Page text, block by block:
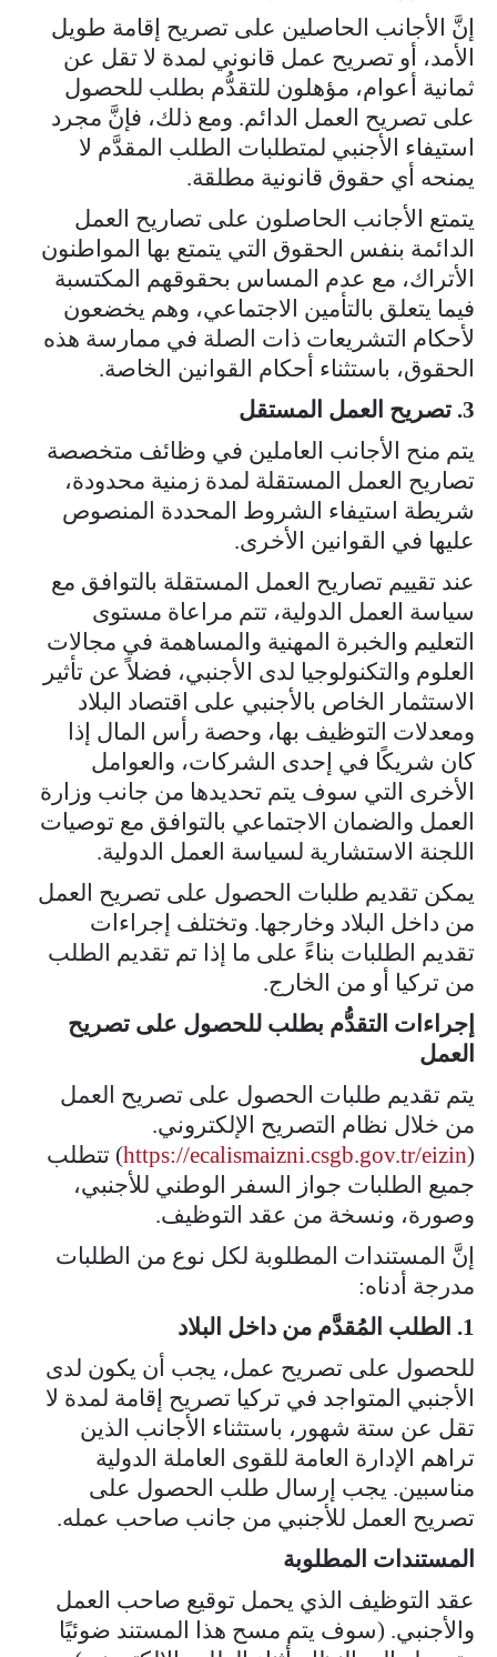
إنَّ الأجانب الحاصلين على تصريح إقامة طويل
الأمد، أو تصريح عمل قانوني لمدة لا تقل عن
ثمانية أعوام، مؤهلون للتقدُّم بطلب للحصول
على تصريح العمل الدائم. ومع ذلك، فإنَّ مجرد
استيفاء الأجنبي لمتطلبات الطلب المقدَّم لا
يمنحه أي حقوق قانونية مطلقة.
يتمتع الأجانب الحاصلون على تصاريح العمل
الدائمة بنفس الحقوق التي يتمتع بها المواطنون
الأتراك، مع عدم المساس بحقوقهم المكتسبة
فيما يتعلق بالتأمين الاجتماعي، وهم يخضعون
لأحكام التشريعات ذات الصلة في ممارسة هذه
الحقوق، باستثناء أحكام القوانين الخاصة.​
3. تصريح العمل المستقل
يتم منح الأجانب العاملين في وظائف متخصصة
تصاريح العمل المستقلة لمدة زمنية محدودة،
شريطة استيفاء الشروط المحددة المنصوص
عليها في القوانين الأخرى.
عند تقييم تصاريح العمل المستقلة بالتوافق مع
سياسة العمل الدولية، تتم مراعاة مستوى
التعليم والخبرة المهنية والمساهمة في مجالات
العلوم والتكنولوجيا لدى الأجنبي، فضلاً عن تأثير
الاستثمار الخاص بالأجنبي على اقتصاد البلاد
ومعدلات التوظيف بها، وحصة رأس المال إذا
كان شريكًا في إحدى الشركات، والعوامل
الأخرى التي سوف يتم تحديدها من جانب وزارة
العمل والضمان الاجتماعي بالتوافق مع توصيات
اللجنة الاستشارية لسياسة العمل الدولية.
يمكن تقديم طلبات الحصول على تصريح العمل
من داخل البلاد وخارجها. وتختلف إجراءات
تقديم الطلبات بناءً على ما إذا تم تقديم الطلب
من تركيا أو من الخارج.​
إجراءات التقدُّم بطلب للحصول على تصريح
العمل
يتم تقديم طلبات الحصول على تصريح العمل
من خلال نظام التصريح الإلكتروني.
(
https://ecalismaizni.csgb.gov.tr/eizin) تتطلب
جميع الطلبات جواز السفر الوطني للأجنبي،
وصورة، ونسخة من عقد التوظيف.
إنَّ المستندات المطلوبة لكل نوع من الطلبات
مدرجة أدناه:
1. الطلب المُقدَّم من داخل البلاد
للحصول على تصريح عمل، يجب أن يكون لدى
الأجنبي المتواجد في تركيا تصريح إقامة لمدة لا
تقل عن ستة شهور، باستثناء الأجانب الذين
تراهم الإدارة العامة للقوى العاملة الدولية
مناسبين. يجب إرسال طلب الحصول على
تصريح العمل للأجنبي من جانب صاحب عمله.​
المستندات المطلوبة​​
​عقد التوظيف الذي يحمل توقيع صاحب العمل
والأجنبي. (سوف يتم مسح هذا المستند ضوئيًا